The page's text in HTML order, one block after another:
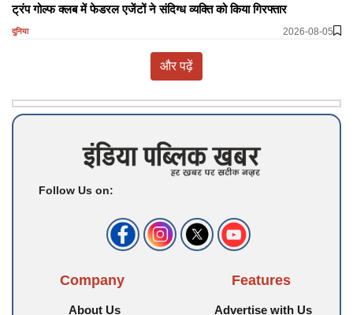
ट्रंप गोल्फ क्लब में फेडरल एजेंटों ने संदिग्ध व्यक्ति को किया गिरफ्तार
दुनिया 2026-08-05
और पढ़ें
Follow Us on:
Company
About Us
Features
Advertise with Us